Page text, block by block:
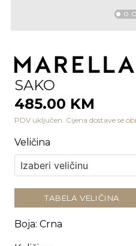
SAKO
485.00 KM
PDV uključen. Cijena dostave se
Veličina
TABELA VELIČINA
Boja: Crna